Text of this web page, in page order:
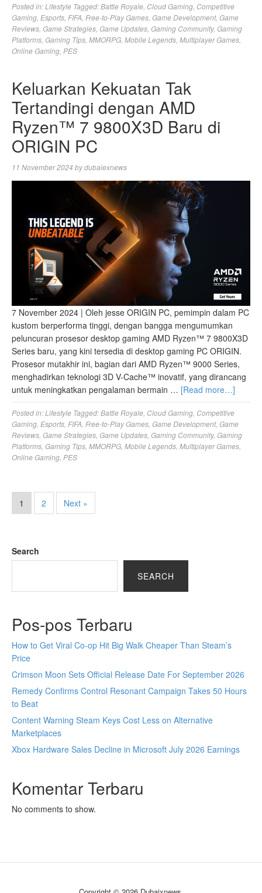
Posted in:Lifestyle Tagged:Battle Royale Cloud Gaming Competitive
Gaming Esports FIFA Free-to-Play Games Game Development, Game
Reviews Game Strategies Game Updates Gaming Community, Gaming
Platforms Gaming Tips MMORPG Mobile Legends Multiplayer Games
Online Gaming PES
Keluarkan Kekuatan Tak
Tertandingi dengan AMD
Ryzen™ 7 9800X3D Baru di
ORIGIN PC
11 November 2024 bydubaiexnews
7 November 2024 | Oleh jesse ORIGIN PC, pemimpin dalam PC
kustom berperforma tinggi, dengan bangga mengumumkan
peluncuran prosesor desktop gaming AMD Ryzen™ 7 9800X3D
Series baru, yang kini tersedia di desktop gaming PC ORIGIN.
Prosesor mutakhir ini, bagian dari AMD Ryzen™ 9000 Series,
menghadirkan teknologi 3D V-Cache™ inovatif, yang dirancang
untuk meningkatkan pengalaman bermain … [Read more…]
Posted in:Lifestyle Tagged:Battle Royale Cloud Gaming Competitive
Gaming Esports FIFA Free-to-Play Games Game Development, Game
Reviews Game Strategies Game Updates Gaming Community, Gaming
Platforms Gaming Tips MMORPG Mobile Legends Multiplayer Games
Online Gaming PES
1 2 Next »
Search
SEARCH
Pos-pos Terbaru
How to Get Viral Co-op Hit Big Walk Cheaper Than Steam’s
Price
Crimson Moon Sets Official Release Date For September 2026
Remedy Confirms Control Resonant Campaign Takes 50 Hours
to Beat
Content Warning Steam Keys Cost Less on Alternative
Marketplaces
Xbox Hardware Sales Decline in Microsoft July 2026 Earnings
Komentar Terbaru
No comments to show.